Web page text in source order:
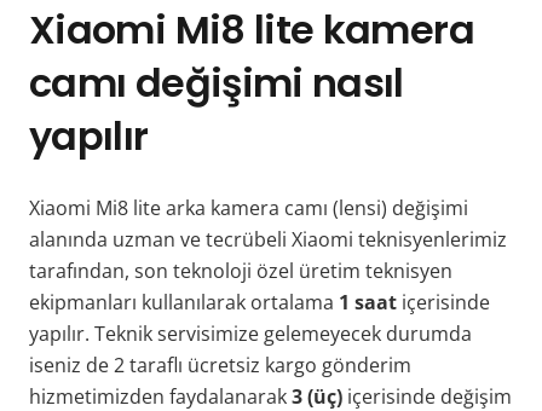
Xiaomi Mi8 lite kamera
camı değişimi nasıl
yapılır
Xiaomi Mi8 lite arka kamera camı (lensi) değişimi
alanında uzman ve tecrübeli Xiaomi teknisyenlerimiz
tarafından, son teknoloji özel üretim teknisyen
ekipmanları kullanılarak ortalama 1 saat içerisinde
yapılır. Teknik servisimize gelemeyecek durumda
iseniz de 2 taraflı ücretsiz kargo gönderim
hizmetimizden faydalanarak3 (üç) içerisinde değişim